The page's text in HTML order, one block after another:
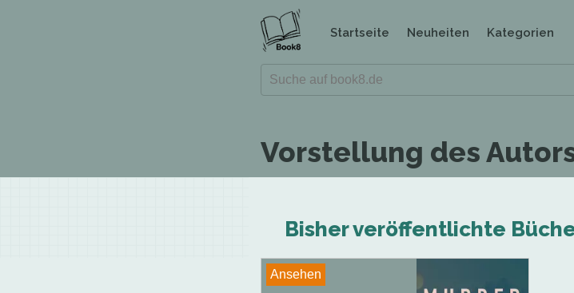
Startseite Neuheiten Kategorien
Vorstellung des
Bisher veröffentlichte
Ansehen